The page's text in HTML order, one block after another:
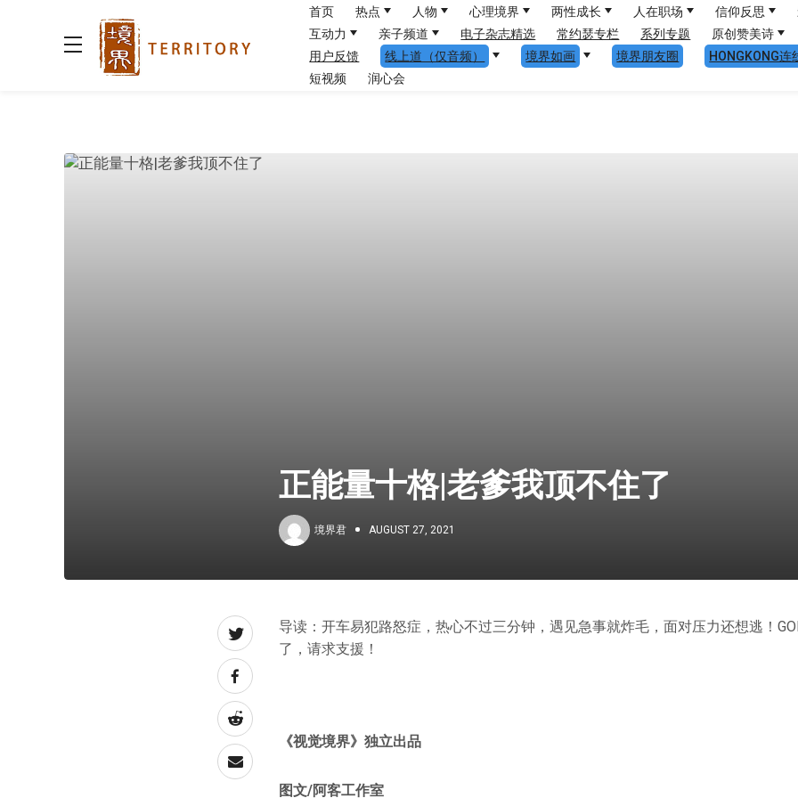
首页 热点 人物 心理境界 两性成长 人在职场 信仰反思
互动力
亲子频道 电子杂志精选 常约瑟专栏 系列专题 原创赞美诗
用户反馈
线上道（仅音频） 境界如画 境界朋友圈
HONGKONG连
短视频
润心会
正能量十格|老爹我顶不住了
境界君 AUGUST 27, 2021
导读：开车易犯路怒症，热心不过三分钟，遇见急事就炸毛，面对压力还想逃！
了，请求支援！
《视觉境界》独立出品
图文/阿客工作室